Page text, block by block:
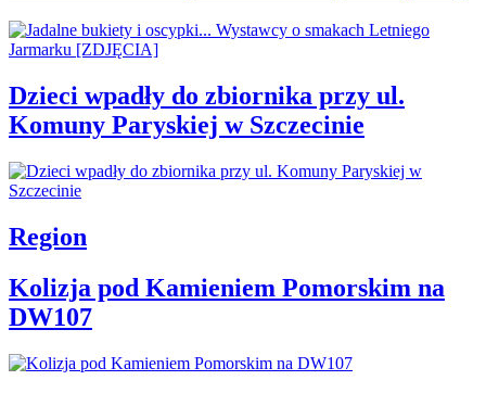
Dzieci wpadły do zbiornika przy ul.
Komuny Paryskiej w Szczecinie
Region
Kolizja pod Kamieniem Pomorskim na
DW107